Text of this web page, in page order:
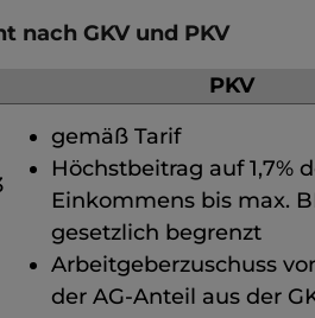
nach GKV und PKV
PKV
gemäß Tarif
Höchstbeitrag auf 1,7%
Einkommens bis max.
gesetzlich begrenzt
Arbeitgeberzuschuss
der AG-Anteil aus der